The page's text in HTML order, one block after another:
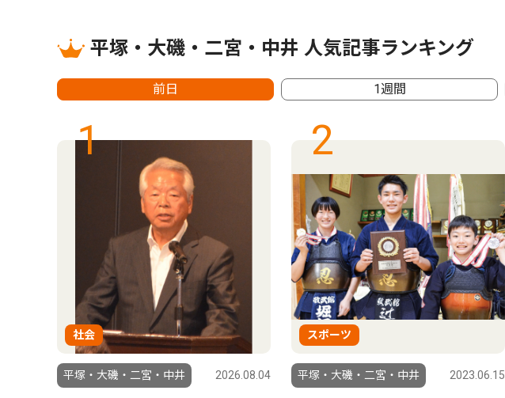
平塚・大磯・二宮・中井 人気記事ランキング
前日 1週間
1
社会
平塚・大磯・二宮・中井 2026.08.04
2
スポーツ
平塚・大磯・二宮・中井 2023.06.15